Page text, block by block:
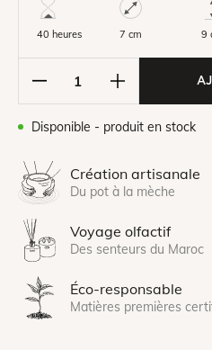
40 heures 7 cm 9
Disponible - produit en stock
Création artisanale
Du pot à la mèche
Voyage olfactif
Des senteurs du Maroc
Éco-responsable
Matières premières